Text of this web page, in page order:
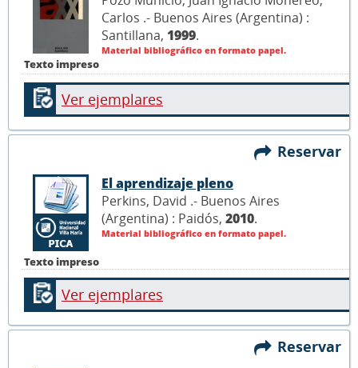
Texto impreso
Carlos .- Buenos Aires (Argentina) :
Santillana, 1999.
Material bibliográfico en formato papel.
Ver ejemplares
Reservar
Texto impreso
El aprendizaje pleno
Perkins, David .- Buenos Aires
(Argentina) : Paidós, 2010.
Material bibliográfico en formato papel.
Ver ejemplares
Reservar